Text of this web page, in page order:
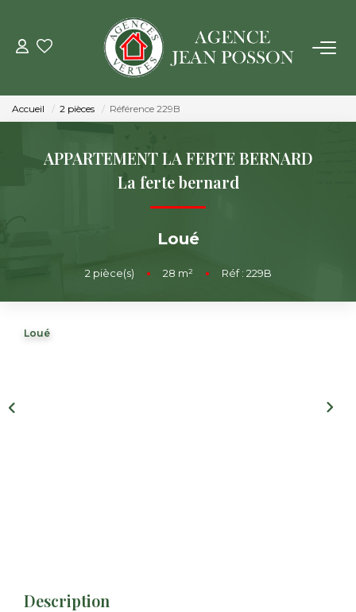
LOCATION
GESTION
NOTRE AGENCE
Accueil 2 pièces Référence 229B
APPARTEMENT LA FERTE BERNARD
La ferte bernard
Loué
2 pièce(s) • 28 m² • Réf : 229B
Loué
Description